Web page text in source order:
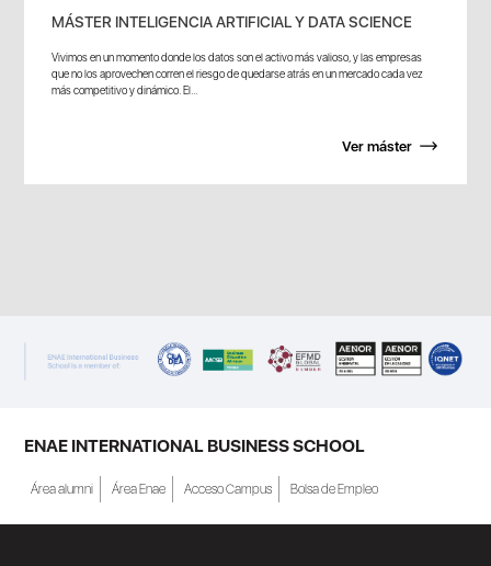
MÁSTER INTELIGENCIA ARTIFICIAL Y DATA SCIENCE
Vivimos en un momento donde los datos son el activo más valioso, y las empresas
que no los aprovechen corren el riesgo de quedarse atrás en un mercado cada vez
más competitivo y dinámico. El...
Ver máster
ENAE INTERNATIONAL BUSINESS SCHOOL
Área alumni Área Enae Acceso Campus Bolsa de Empleo